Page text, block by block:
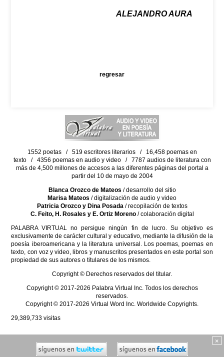
ALEJANDRO AURA
regresar
×
1552 poetas / 519 escritores literarios / 16,458 poemas en
texto / 4356 poemas en audio y video / 7787 audios de literatura con
más de 4,500 millones de accesos a las diferentes páginas del portal a
partir del 10 de mayo de 2004
Blanca Orozco de Mateos / desarrollo del sitio
Marisa Mateos / digitalización de audio y video
Patricia Orozco y Dina Posada/ recopilación de textos
C. Feito, H. Rosales y E. Ortiz Moreno/ colaboración digital
PALABRA VIRTUAL no persigue ningún fin de lucro. Su objetivo es
exclusivamente de carácter cultural y educativo, mediante la difusión de la
poesía iberoamericana y la literatura universal. Los poemas, poemas en
texto, con voz y video, libros y manuscritos presentados en este portal son
propiedad de sus autores o titulares de los mismos.
Copyright © Derechos reservados del titular.
Copyright © 2017-2026 Palabra Virtual Inc. Todos los derechos
reservados.
Copyright © 2017-2026 Virtual Word Inc. Worldwide Copyrights.
29,389,733 visitas